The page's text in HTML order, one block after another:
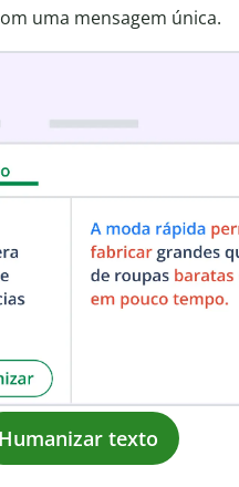
uma mensagem única.
Humanizar texto